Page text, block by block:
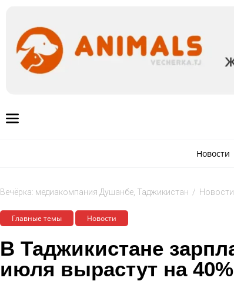
Новости
Вечёрка: медиакомпания Душанбе, Таджикистан / Новости
Главные темы Новости
В Таджикистане
июля вырастут на